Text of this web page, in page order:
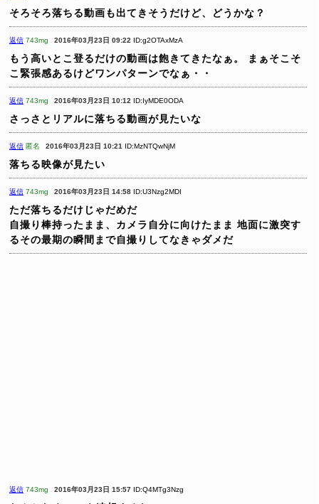
そろそろ落ちる動画も出てきそうだけど、どうかな？
返信 743mg 2016年03月23日 09:22 ID:g2OTAxMzA
もう高いとこ登るだけの動画は飽きてきたなぁ。
まぁそこそ
こ緊張感あるけどワンパターンでなぁ・・
返信 743mg 2016年03月23日 10:12 ID:IyMDE0ODA
さっさとリアルに落ちる動画が見たいな
返信 匿名 2016年03月23日 10:21 ID:MzNTQwNjM
落ちる映像が見たい
返信 743mg 2016年03月23日 14:58 ID:U3Nzg2MDI
ただ落ちるだけじゃだめだ
自撮り棒持ったまま、カメラ自分に向けたまま 地面に激突す
るその最期の瞬間まで自撮りしてなきゃダメだ
返信 743mg 2016年03月23日 15:57 ID:Q4MTg3Nzg